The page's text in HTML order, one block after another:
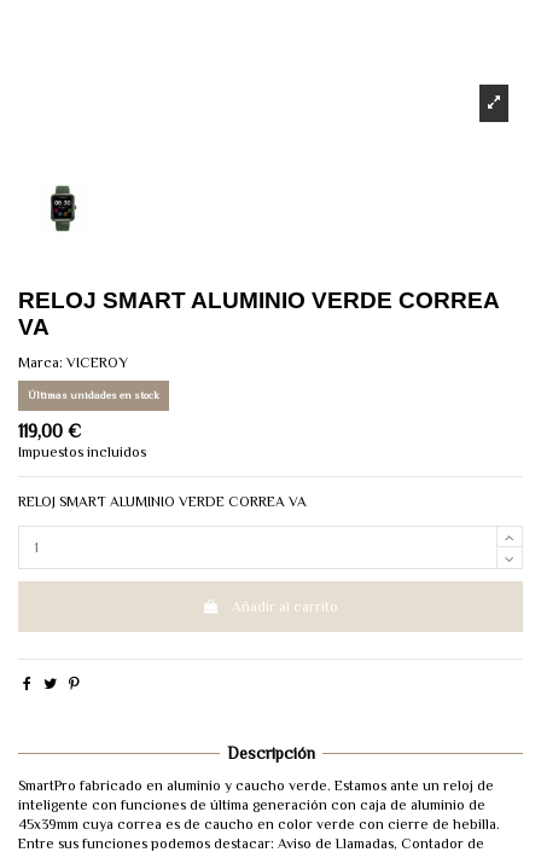
RELOJ SMART ALUMINIO VERDE CORREA
VA
Marca: VICEROY
Últimas unidades en stock
119,00 €
Impuestos incluidos
RELOJ SMART ALUMINIO VERDE CORREA VA
Añadir al carrito
Descripción
SmartPro fabricado en aluminio y caucho verde. Estamos ante un reloj de
inteligente con funciones de última generación con caja de aluminio de
45x39mm cuya correa es de caucho en color verde con cierre de hebilla.
Entre sus funciones podemos destacar: Aviso de Llamadas, Contador de